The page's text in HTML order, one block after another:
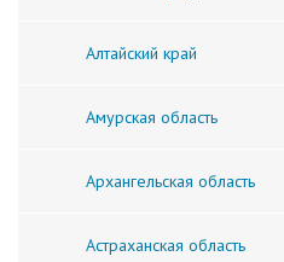
Алтайский край
Амурская область
Архангельская область
Астраханская область